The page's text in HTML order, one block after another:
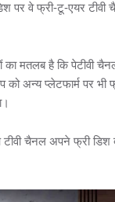
पर वे फ्री-टू-एयर
मतलब है कि पेटीवी
अन्य प्लेटफार्म पर भी
चैनल अपने फ्री डिश